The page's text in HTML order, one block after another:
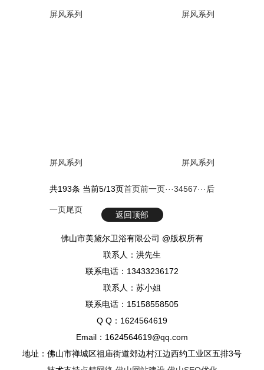
屏风系列 屏风系列
屏风系列 屏风系列
共193条 当前5/13页首页前一页···34567··· 后
一页尾页
返回顶部
佛山市美黛尔卫浴有限公司 @版权所有
联系人：洪先生
联系电话：13433236172
联系人：苏小姐
联系电话：15158558505
Q Q：1624564619
Email：1624564619@qq.com
地址：佛山市禅城区祖庙街道郊边村江边西约工业区五排3号